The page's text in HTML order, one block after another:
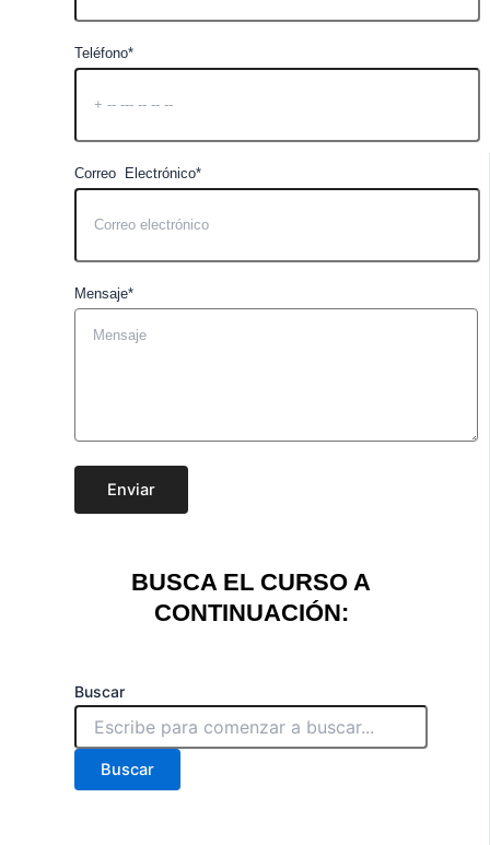
Teléfono*
Correo Electrónico*
Mensaje*
Enviar
BUSCA EL CURSO A
CONTINUACIÓN:
Buscar
Buscar